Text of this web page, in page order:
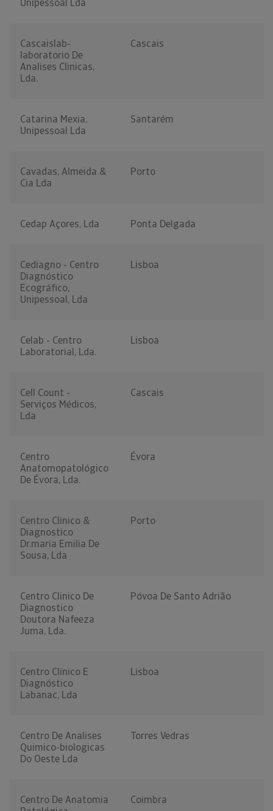
Unipessoal Lda
Cascaislab-
laboratorio De
Analises Clinicas,
Lda.
Cascais
Catarina Mexia,
Unipessoal Lda
Santarém
Cavadas, Almeida &
Cia Lda
Porto
Cedap Açores, Lda Ponta Delgada
Cediagno - Centro
Diagnóstico
Ecográfico,
Unipessoal, Lda
Lisboa
Celab - Centro
Laboratorial, Lda.
Lisboa
Cell Count -
Serviços Médicos,
Lda
Cascais
Centro
Anatomopatológico
De Évora, Lda.
Évora
Centro Clinico &
Diagnostico
Dr.maria Emilia De
Sousa, Lda
Porto
Centro Clinico De
Diagnostico
Doutora Nafeeza
Juma, Lda.
Póvoa De Santo Adrião
Centro Clínico E
Diagnóstico
Labanac, Lda
Lisboa
Centro De Analises
Quimico-biologicas
Do Oeste Lda
Torres Vedras
Centro De Anatomia
Coimbra